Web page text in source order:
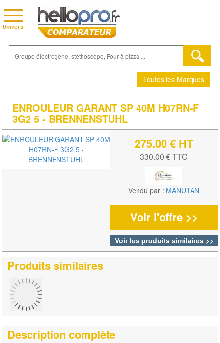
Toutes les Marques
ENROULEUR GARANT SP 40M H07RN-F
3G2 5 - BRENNENSTUHL
275.00 € HT
330.00 € TTC
Vendu par : MANUTAN
Voir l'offre >>
Voir les produits similaires >>
Produits similaires
Description complète